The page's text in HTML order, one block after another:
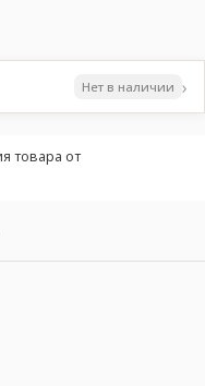
Нет в наличии ›
товара от